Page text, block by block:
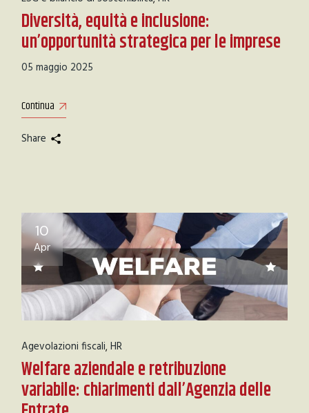
Diversità, equità e inclusione:
un’opportunità strategica per le imprese
05 maggio 2025
Continua
Share
10
Apr
Agevolazioni fiscali HR
Welfare aziendale e retribuzione
variabile: chiarimenti dall’Agenzia delle